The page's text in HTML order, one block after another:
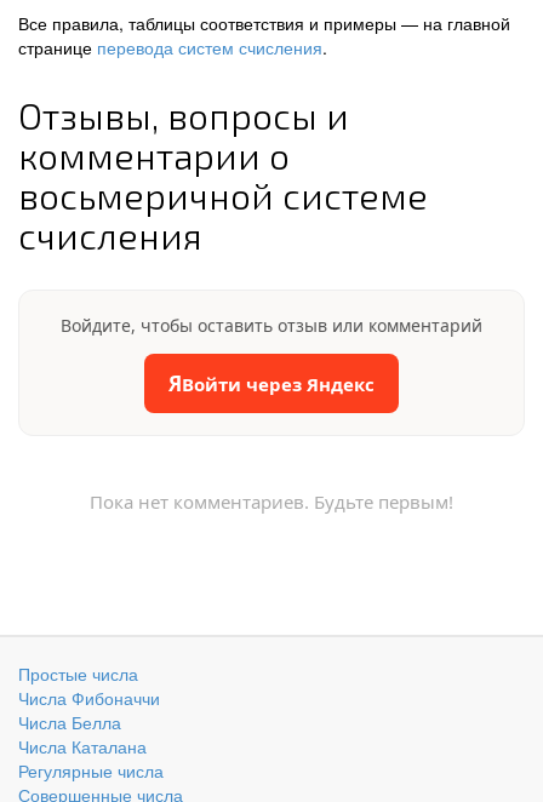
Все правила, таблицы соответствия и примеры — на главной
странице перевода систем счисления.
Отзывы, вопросы и
комментарии о
восьмеричной системе
счисления
Войдите, чтобы оставить отзыв или комментарий
ЯВойти через Яндекс
Пока нет комментариев. Будьте первым!
Простые числа
Числа Фибоначчи
Числа Белла
Числа Каталана
Регулярные числа
Совершенные числа